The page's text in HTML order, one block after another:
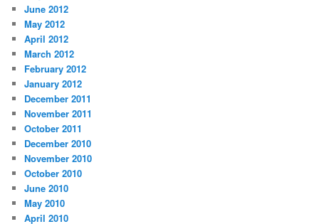
June 2012
May 2012
April 2012
March 2012
February 2012
January 2012
December 2011
November 2011
October 2011
December 2010
November 2010
October 2010
June 2010
May 2010
April 2010